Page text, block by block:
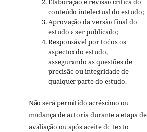
Elaboração e revisão crítica do
conteúdo intelectual do estudo;
Aprovação da versão final do
estudo a ser publicado;
Responsável por todos os
aspectos do estudo,
assegurando as questões de
precisão ou integridade de
qualquer parte do estudo.
Não será permitido acréscimo ou
mudança de autoria durante a etapa de
avaliação ou após aceite do texto